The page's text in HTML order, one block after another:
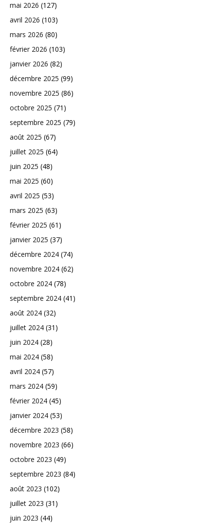
mai 2026 (127)
avril 2026 (103)
mars 2026 (80)
février 2026 (103)
janvier 2026 (82)
décembre 2025 (99)
novembre 2025 (86)
octobre 2025 (71)
septembre 2025 (79)
août 2025 (67)
juillet 2025 (64)
juin 2025 (48)
mai 2025 (60)
avril 2025 (53)
mars 2025 (63)
février 2025 (61)
janvier 2025 (37)
décembre 2024 (74)
novembre 2024 (62)
octobre 2024 (78)
septembre 2024 (41)
août 2024 (32)
juillet 2024 (31)
juin 2024 (28)
mai 2024 (58)
avril 2024 (57)
mars 2024 (59)
février 2024 (45)
janvier 2024 (53)
décembre 2023 (58)
novembre 2023 (66)
octobre 2023 (49)
septembre 2023 (84)
août 2023 (102)
juillet 2023 (31)
juin 2023 (44)